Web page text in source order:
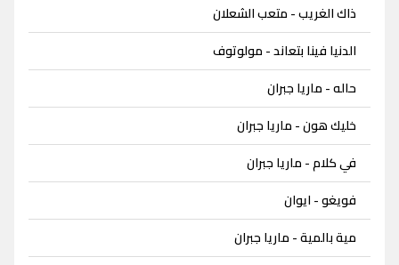
ذاك الغريب - متعب الشعلان
الدنيا فينا بتعاند - مولوتوف
حاله - ماريا جبران
خليك هون - ماريا جبران
في كلام - ماريا جبران
فويغو - ايوان
مية بالمية - ماريا جبران